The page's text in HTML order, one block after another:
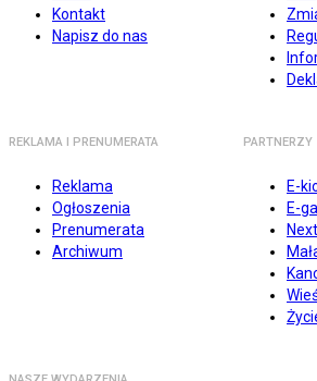
Kontakt
Napisz do nas
REKLAMA I PRENUMERATA
Reklama
Ogłoszenia
Prenumerata
Archiwum
PARTNERZY
E-
E-